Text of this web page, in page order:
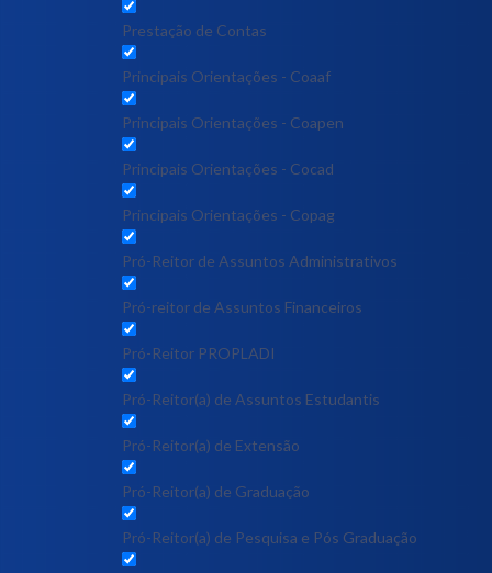
Prestação de Contas
Principais Orientações - Coaaf
Principais Orientações - Coapen
Principais Orientações - Cocad
Principais Orientações - Copag
Pró-Reitor de Assuntos Administrativos
Pró-reitor de Assuntos Financeiros
Pró-Reitor PROPLADI
Pró-Reitor(a) de Assuntos Estudantis
Pró-Reitor(a) de Extensão
Pró-Reitor(a) de Graduação
Pró-Reitor(a) de Pesquisa e Pós Graduação